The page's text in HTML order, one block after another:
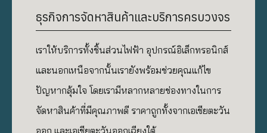
ธุรกิจการจัดหาสินค้าและบริการครบวงจร
เราให้บริการทั้งชิ้นส่วนไฟฟ้า อุปกรณ์อิเล็กทรอนิกส์
และนอกเหนือจากนั้นเรายังพร้อมช่วยคุณแก้ไข
ปัญหากลุ้มใจ โดยเรามีหลากหลายช่องทางในการ
จัดหาสินค้าที่มีคุณภาพดี ราคาถูกทั้งจากเอเชียตะวัน
ออก และเอเชียตะวันออกเฉียงใต้